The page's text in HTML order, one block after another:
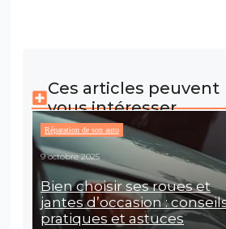
Ces articles peuvent
vous intéresser
Réparation de son auto
9 octobre 2025
Bien choisir ses roues et
jantes d’occasion :
pratiques et astuces